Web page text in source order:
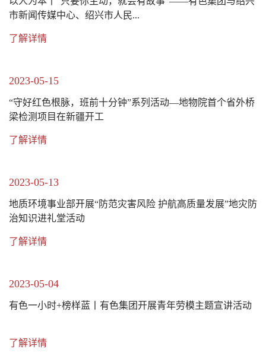
市新闻传媒中心、绍兴市人民...
了解详情
2023-05-15
“守好红色根脉，班前十分钟”系列活动—地物院首个省外桥
梁检测项目在新疆开工
了解详情
2023-05-13
地质环境事业部开展“防范灾害风险 护航高质量发展”地灾防
治知识进礼堂活动
了解详情
2023-05-04
有色一小时+榜样蓝丨有色集团开展青年劳模主题宣讲活动
了解详情